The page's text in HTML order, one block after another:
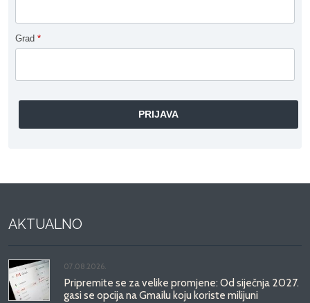
Grad *
AKTUALNO
07.08.2026.
Pripremite se za velike promjene: Od siječnja 2027.
gasi se opcija na Gmailu koju koriste milijuni